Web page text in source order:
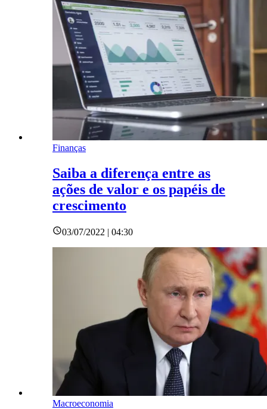
Finanças
Saiba a diferença entre as
ações de valor e os papéis de
crescimento
03/07/2022 | 04:30
Macroeconomia